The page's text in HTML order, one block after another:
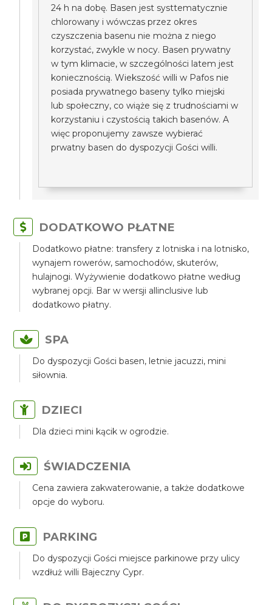
24 h na dobę. Basen jest systtematycznie
chlorowany i wówczas przez okres
czyszczenia basenu nie można z niego
korzystać, zwykle w nocy. Basen prywatny
w tym klimacie, w szczególności latem jest
koniecznością. Wiekszość willi w Pafos nie
posiada prywatnego baseny tylko miejski
lub społeczny, co wiąże się z trudnościami w
korzystaniu i czystością takich basenów. A
więc proponujemy zawsze wybierać
prwatny basen do dyspozycji Gości willi.
DODATKOWO PŁATNE
Dodatkowo płatne: transfery z lotniska i na lotnisko,
wynajem rowerów, samochodów, skuterów,
hulajnogi. Wyżywienie dodatkowo płatne według
wybranej opcji. Bar w wersji allinclusive lub
dodatkowo płatny.
SPA
Do dyspozycji Gości basen, letnie jacuzzi, mini
siłownia.
DZIECI
Dla dzieci mini kącik w ogrodzie.
ŚWIADCZENIA
Cena zawiera zakwaterowanie, a także dodatkowe
opcje do wyboru.
PARKING
Do dyspozycji Gości miejsce parkinowe przy ulicy
wzdłuż willi Bajeczny Cypr.